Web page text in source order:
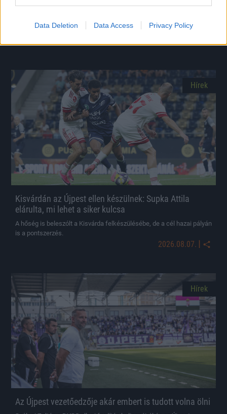
Data Deletion Data Access Privacy Policy
Pazar gólokkal nyert Kisvárdán és állt élre az Újpest
Szélesi Zoltán együttese négy remekbe szabott találattal vitte el
mindhárom pontot a Várkerti Stadionból.
|
Hírek
Kisvárdán az Újpest ellen készülnek: Supka Attila
elárulta, mi lehet a siker kulcsa
A hőség is beleszólt a Kisvárda felkészülésébe, de a cél hazai pályán
is a pontszerzés.
2026.08.07. |
Hírek
Az Újpest vezetőedzője akár embert is tudott volna ölni